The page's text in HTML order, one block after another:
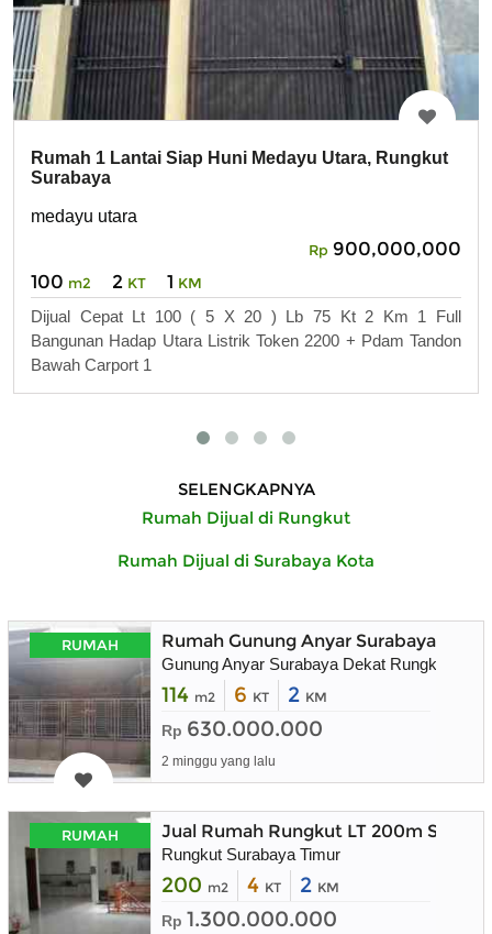
Rumah 1 Lantai Siap Huni Medayu Utara, Rungkut
Surabaya
medayu utara
Rp 900,000,000
100 m2 2 KT 1 KM
Dijual Cepat Lt 100 ( 5 X 20 ) Lb 75 Kt 2 Km 1 Full
Bangunan Hadap Utara Listrik Token 2200 + Pdam Tandon
Bawah Carport 1
SELENGKAPNYA
Rumah Dijual di Rungkut
Rumah Dijual di Surabaya Kota
RUMAH Rumah Gunung Anyar Surabaya
Gunung Anyar Surabaya Dekat Rungkut
114 m2 6 KT 2 KM
Rp 630.000.000
2 minggu yang lalu
RUMAH Jual Rumah Rungkut LT 200m
Rungkut Surabaya Timur
200 m2 4 KT 2 KM
Rp 1.300.000.000